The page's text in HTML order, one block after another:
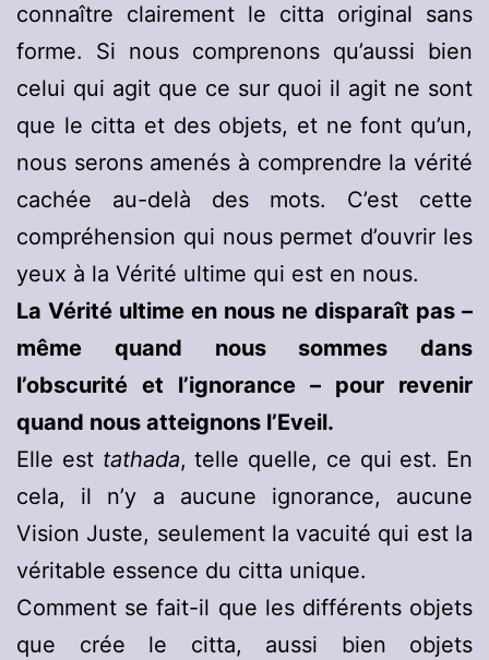
connaître clairement le citta original sans
forme. Si nous comprenons qu’aussi bien
celui qui agit que ce sur quoi il agit ne sont
que le citta et des objets, et ne font qu’un,
nous serons amenés à comprendre la vérité
cachée au-delà des mots. C’est cette
compréhension qui nous permet d’ouvrir les
yeux à la Vérité ultime qui est en nous.
La Vérité ultime en nous ne disparaît pas –
même quand nous sommes dans
l’obscurité et l’ignorance – pour revenir
quand nous atteignons l’Eveil.
Elle est tathada, telle quelle, ce qui est. En
cela, il n’y a aucune ignorance, aucune
Vision Juste, seulement la vacuité qui est la
véritable essence du citta unique.
Comment se fait-il que les différents objets
que crée le citta, aussi bien objets